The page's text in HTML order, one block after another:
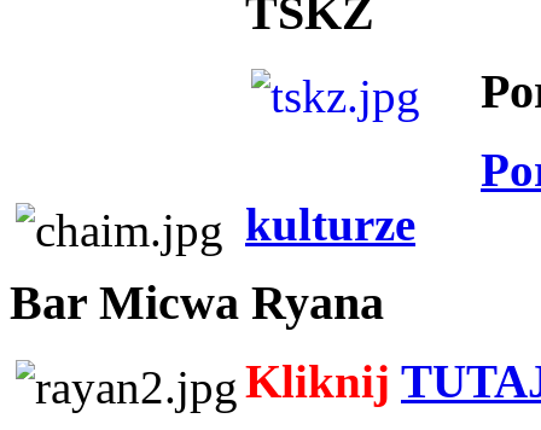
TSKZ
kulturze
Bar Micwa Ryana
Kliknij